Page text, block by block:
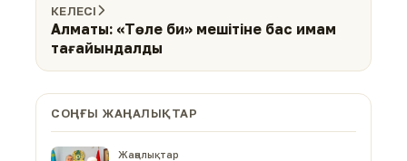
КЕЛЕСІ
Алматы: «Төле би» мешітіне бас имам
тағайындалды
СОҢҒЫ ЖАҢАЛЫҚТАР
Жаңалықтар